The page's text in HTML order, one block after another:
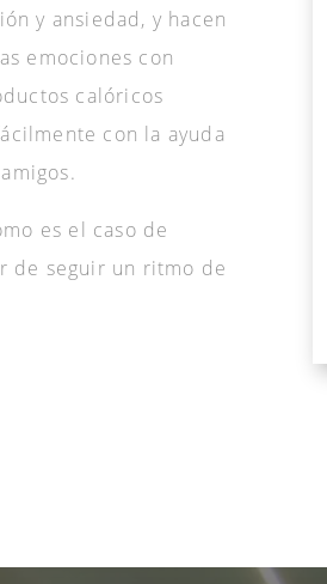
y ansiedad, y hacen
emociones con
calóricos
con la ayuda
es el caso de
de seguir un ritmo de